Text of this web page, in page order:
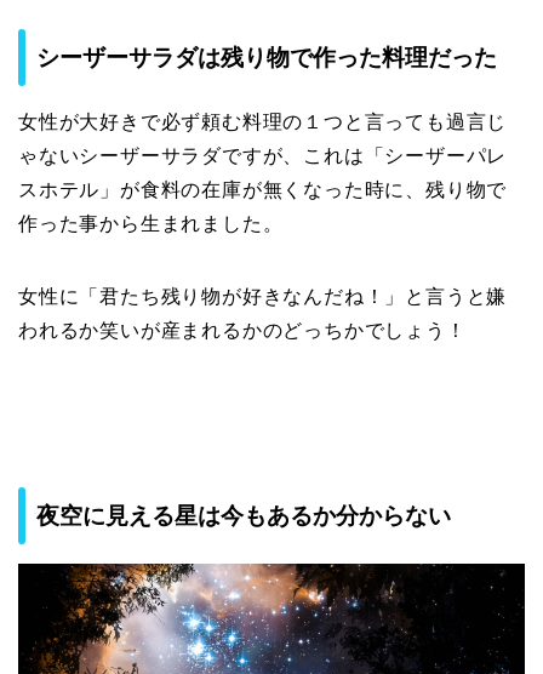
シーザーサラダは残り物で作った料理だった
女性が大好きで必ず頼む料理の１つと言っても過言じ
ゃないシーザーサラダですが、これは「シーザーパレ
スホテル」が食料の在庫が無くなった時に、残り物で
作った事から生まれました。
女性に「君たち残り物が好きなんだね！」と言うと嫌
われるか笑いが産まれるかのどっちかでしょう！
夜空に見える星は今もあるか分からない